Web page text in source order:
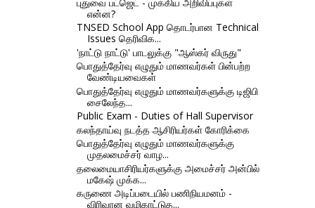
என்ன?
TNSED School App தொடர்பான Technical
Issues தெரிவிக...
'நாட்டு நாட்டு' பாடலுக்கு "ஆஸ்கர் விருது"
பொதுத்தேர்வு எழுதும் மாணவர்கள் பின்பற்ற
வேண்டியவைகள்
பொதுத்தேர்வு எழுதும் மாணவர்களுக்கு டிஜிபி
சைலேந்த...
Public Exam - Duties of Hall Supervisor
கலந்தாய்வு நடத்த ஆசிரியர்கள் கோரிக்கை
பொதுத்தேர்வு எழுதும் மாணவர்களுக்கு
முதலமைச்சர் வாழ...
தலைமையாசிரியர்களுக்கு அமைச்சர் அன்பில்
மகேஷ் முக்க...
கருணை அடிப்படையில் பணிநியமனம் -
விரிவான வழிகாட்டுத...